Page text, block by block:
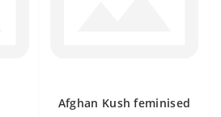
Afghan Kush feminised